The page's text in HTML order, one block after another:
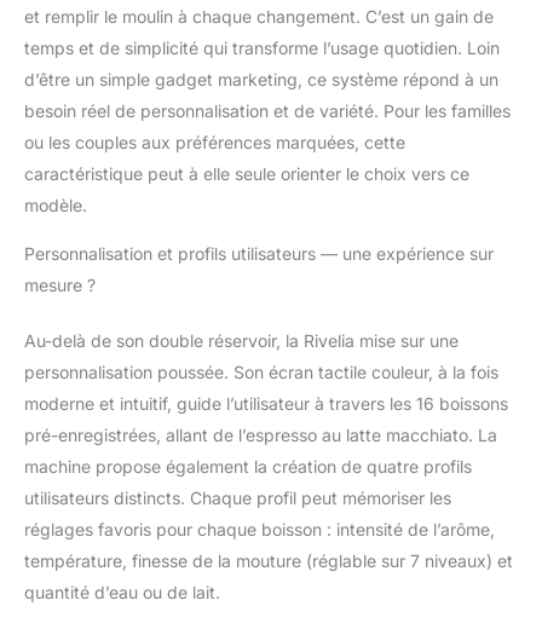
une extraction optimale
MOUSSE DE LAIT
ONCTUEUSE : Carafe à
lait automatique avec la
technologie
LatteCrema Hot pour
des boissons
sur un bouton ; la
carafe lavable au lave-
machine après chaque
utilisation DESIGN,
STYLE ET
machine automatique
la plus compacte de la
gamme De'Longhi,
avec des angles doux
conçue avec un design
et remplir le moulin à chaque changement. C’est un gain de
temps et de simplicité qui transforme l’usage quotidien. Loin
d’être un simple gadget marketing, ce système répond à un
besoin réel de personnalisation et de variété. Pour les familles
ou les couples aux préférences marquées, cette
caractéristique peut à elle seule orienter le choix vers ce
modèle.
Personnalisation et profils utilisateurs — une expérience sur
mesure ?
Au-delà de son double réservoir, la Rivelia mise sur une
personnalisation poussée. Son écran tactile couleur, à la fois
moderne et intuitif, guide l’utilisateur à travers les 16 boissons
pré-enregistrées, allant de l’espresso au latte macchiato. La
machine propose également la création de quatre profils
utilisateurs distincts. Chaque profil peut mémoriser les
réglages favoris pour chaque boisson : intensité de l’arôme,
température, finesse de la mouture (réglable sur 7 niveaux) et
quantité d’eau ou de lait.